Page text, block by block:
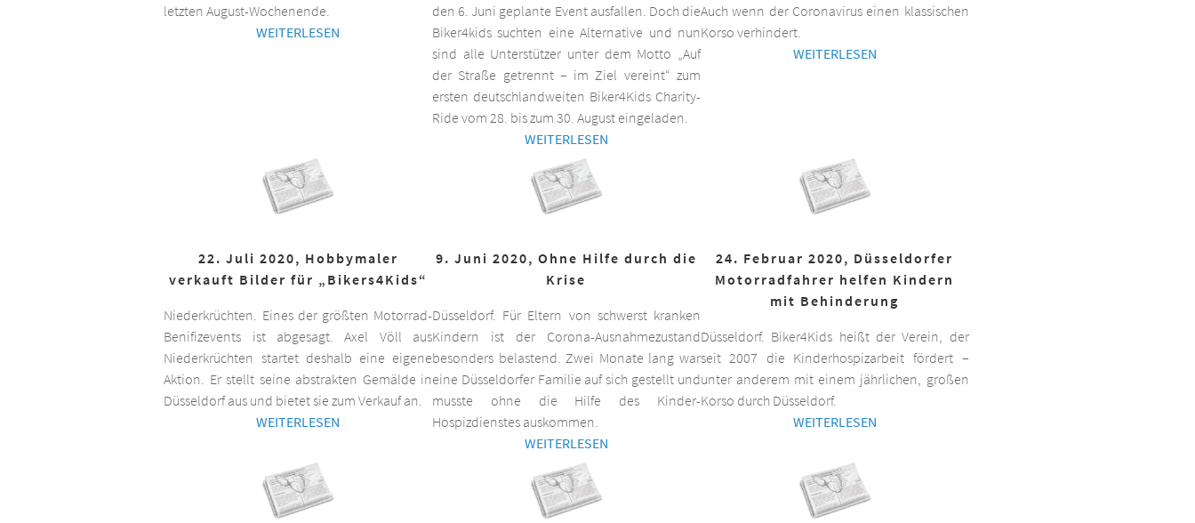
letzten August-Wochenende.
WEITERLESEN
den 6. Juni geplante Event ausfallen. Doch die
Biker4kids suchten eine Alternative und nun
sind alle Unterstützer unter dem Motto „Auf
der Straße getrennt – im Ziel vereint“ zum
ersten deutschlandweiten Biker4Kids Charity-
Ride vom 28. bis zum 30. August eingeladen.
WEITERLESEN
Auch wenn der Coronavirus einen klassischen
Korso verhindert.
WEITERLESEN
22. Juli 2020, Hobbymaler
verkauft Bilder für „Bikers4Kids“
Niederkrüchten. Eines der größten Motorrad-
Benifizevents ist abgesagt. Axel Völl aus
Niederkrüchten startet deshalb eine eigene
Aktion. Er stellt seine abstrakten Gemälde in
Düsseldorf aus und bietet sie zum Verkauf an.
WEITERLESEN
9. Juni 2020, Ohne Hilfe durch die
Krise
Düsseldorf. Für Eltern von schwerst kranken
Kindern ist der Corona-Ausnahmezustand
besonders belastend. Zwei Monate lang war
eine Düsseldorfer Familie auf sich gestellt und
musste ohne die Hilfe des Kinder-
Hospizdienstes auskommen.
WEITERLESEN
24. Februar 2020, Düsseldorfer
Motorradfahrer helfen Kindern
mit Behinderung
Düsseldorf. Biker4Kids heißt der Verein, der
seit 2007 die Kinderhospizarbeit fördert –
unter anderem mit einem jährlichen, großen
Korso durch Düsseldorf.
WEITERLESEN